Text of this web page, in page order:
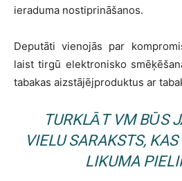
ieraduma nostiprināšanos.
Deputāti vienojās par
laist tirgū elektronisko
tabakas aizstājējproduktus ar
TURKLĀT VM BŪS
VIELU SARAKSTS,
LIKUMA